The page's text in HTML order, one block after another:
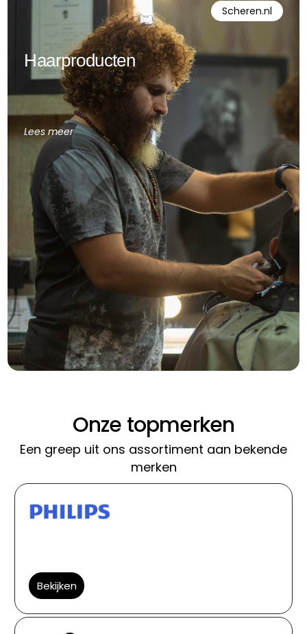
Scheren.nl
Haarproducten
Lees meer
Onze topmerken
Een greep uit ons assortiment aan bekende
merken
Bekijken